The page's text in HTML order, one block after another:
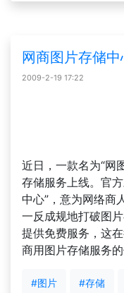
网商图片存储
2009-2-19 17:22
近日，一款名为“网
存储服务上线。官
中心”，意为网络
一反成规地打破图
提供免费服务，这
商用图片存储服务
#图片 #存储